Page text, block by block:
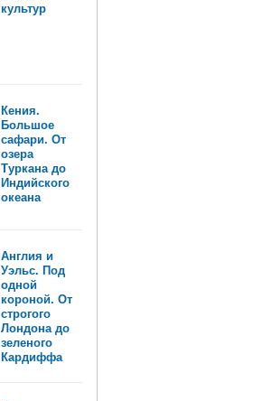
культур
Кения.
Большое
сафари. От
озера
Туркана до
Индийского
океана
Англия и
Уэльс. Под
одной
короной. От
строгого
Лондона до
зеленого
Кардиффа